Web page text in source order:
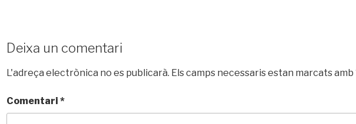
Deixa un comentari
L'adreça electrònica no es publicarà. Els camps necessaris estan marcats amb
Comentari *